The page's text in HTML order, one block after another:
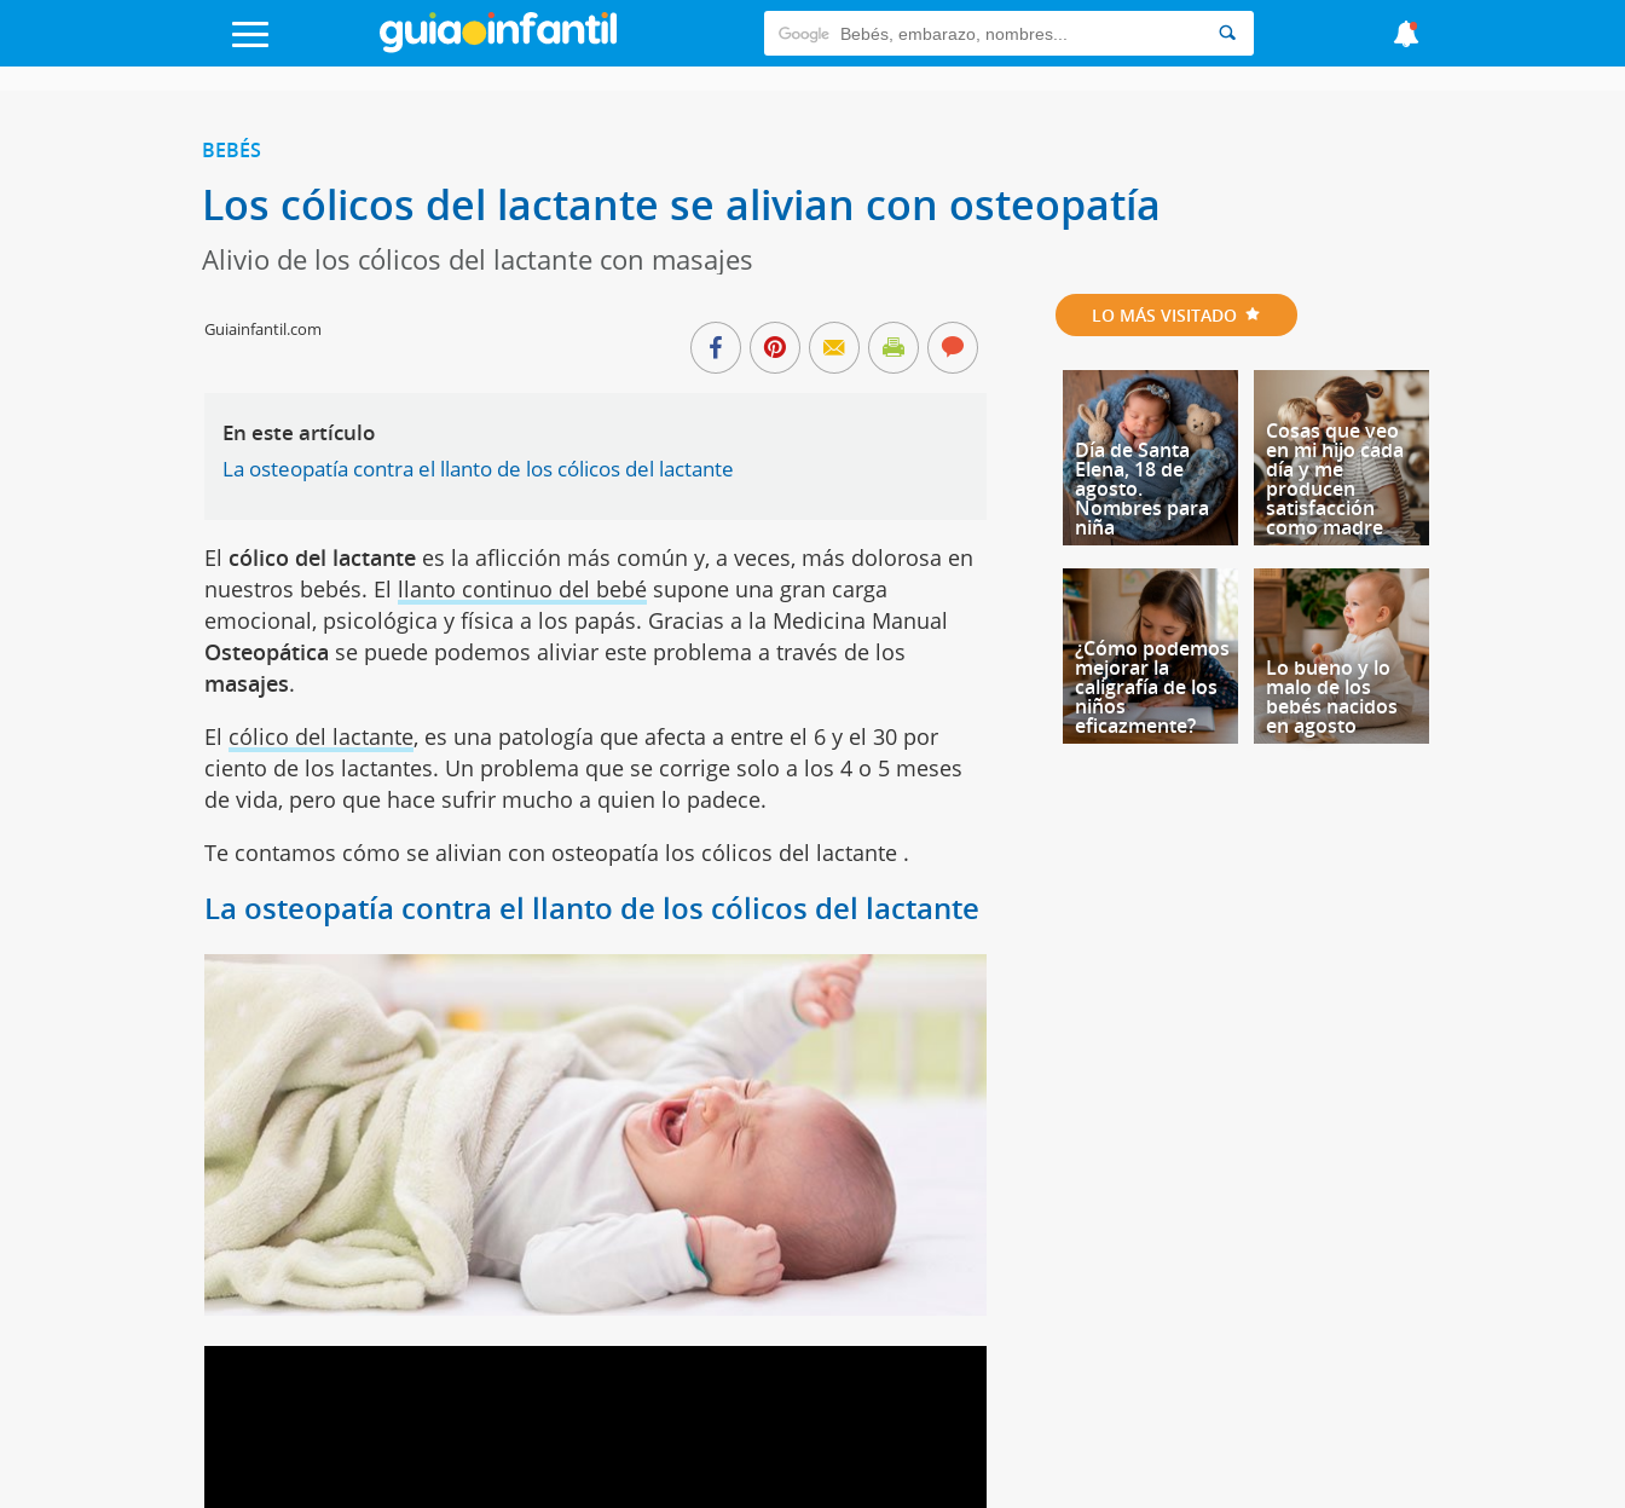
BEBÉS
Los cólicos del lactante se alivian con osteopatía
Alivio de los cólicos del lactante con masajes
Guiainfantil.com
En este artículo
La osteopatía contra el llanto de los cólicos del lactante
El cólico del lactante es la aflicción más común y, a veces, más dolorosa en
nuestros bebés. El llanto continuo del bebé supone una gran carga
emocional, psicológica y física a los papás. Gracias a la Medicina Manual
Osteopática se puede podemos aliviar este problema a través de los
masajes.
El cólico del lactante, es una patología que afecta a entre el 6 y el 30 por
ciento de los lactantes. Un problema que se corrige solo a los 4 o 5 meses
de vida, pero que hace sufrir mucho a quien lo padece.
Te contamos cómo se alivian con osteopatía los cólicos del lactante .
La osteopatía contra el llanto de los cólicos del lactante
LO MÁS VISITADO
Día de Santa
Elena, 18 de
agosto.
Nombres para
niña
Cosas que veo
en mi hijo cada
día y me
producen
satisfacción
como madre
¿Cómo podemos
mejorar la
caligrafía de los
niños
eficazmente?
Lo bueno y lo
malo de los
bebés nacidos
en agosto